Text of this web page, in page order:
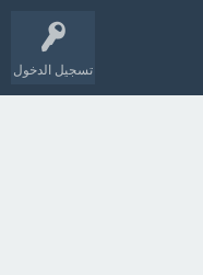
تسجيل الدخول